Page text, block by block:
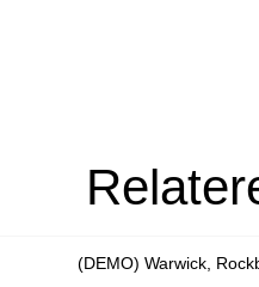
(DEMO) Warwick,